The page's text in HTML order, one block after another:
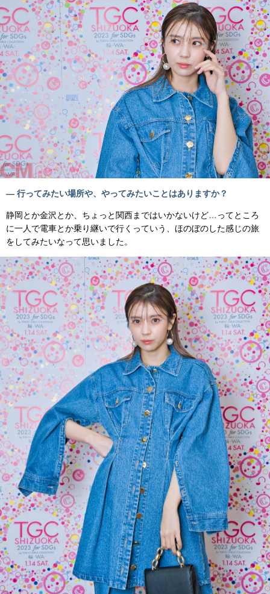
— 行ってみたい場所や、やってみたいことはありますか？
静岡とか金沢とか、ちょっと関西まではいかないけど…ってところ
に一人で電車とか乗り継いで行くっていう、ほのぼのした感じの旅
をしてみたいなって思いました。